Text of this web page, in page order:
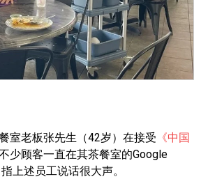
室老板张先生（42岁）在接受 《中国
少顾客一直在其茶餐室的Google
上述员工说话很大声。